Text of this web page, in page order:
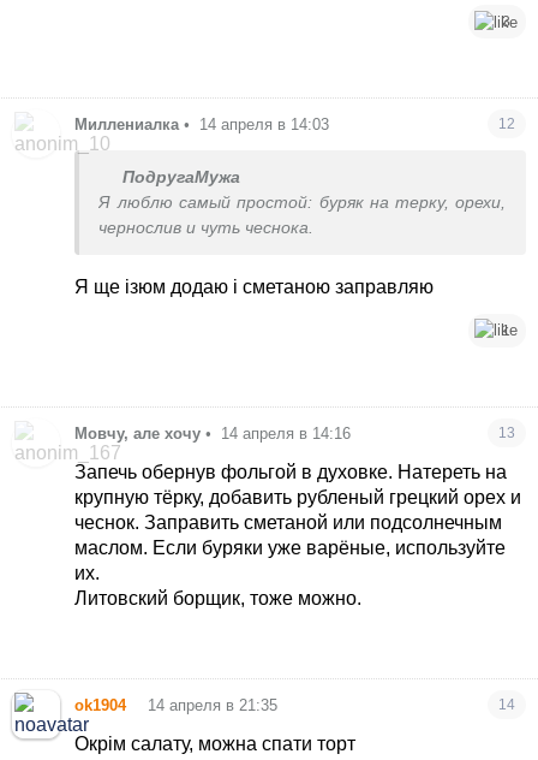
3
Миллениалка • 14 апреля в 14:03 12
ПодругаМужа
Я люблю самый простой: буряк на терку, орехи,
чернослив и чуть чеснока.
Я ще ізюм додаю і сметаною заправляю
1
Мовчу, але хочу • 14 апреля в 14:16 13
Запечь обернув фольгой в духовке. Натереть на
крупную тёрку, добавить рубленый грецкий орех и
чеснок. Заправить сметаной или подсолнечным
маслом. Если буряки уже варёные, используйте
их.
Литовский борщик, тоже можно.
ok1904 14 апреля в 21:35 14
Окрім салату, можна спати торт